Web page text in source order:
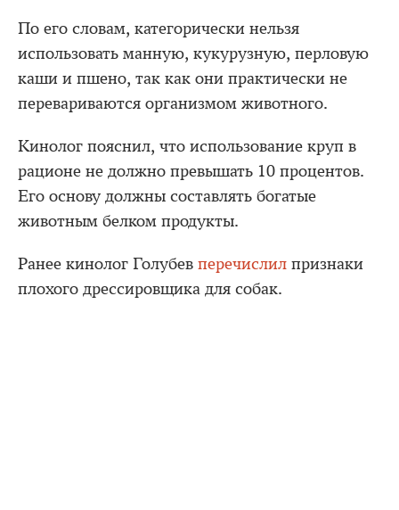
По его словам, категорически нельзя
использовать манную, кукурузную, перловую
каши и пшено, так как они практически не
перевариваются организмом животного.
Кинолог пояснил, что использование круп в
рационе не должно превышать 10 процентов.
Его основу должны составлять богатые
животным белком продукты.
Ранее кинолог Голубев перечислил признаки
плохого дрессировщика для собак.